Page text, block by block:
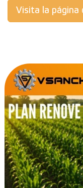
Visita la página